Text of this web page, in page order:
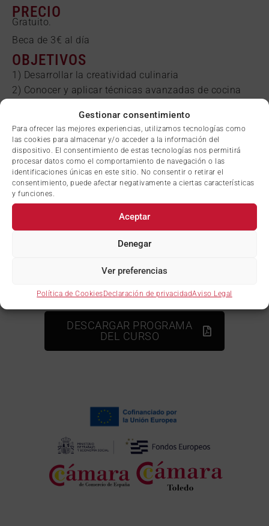
Gestionar consentimiento
Para ofrecer las mejores experiencias, utilizamos tecnologías como
las cookies para almacenar y/o acceder a la información del
dispositivo. El consentimiento de estas tecnologías nos permitirá
procesar datos como el comportamiento de navegación o las
identificaciones únicas en este sitio. No consentir o retirar el
consentimiento, puede afectar negativamente a ciertas características
y funciones.
Aceptar
Denegar
Ver preferencias
Política de CookiesDeclaración de privacidadAviso Legal
PRECIO
Gratuito.
Beca de 3€ al día
OBJETIVOS
1) Desarrollar la creatividad culinaria
2) Conocer y aplicar técnicas avanzadas de cocina
4) Gestionar un negocio culinario
5) Desarrollar habilidades prácticas
6) Conocer y utilizar ingredientes de calidad
7) Fomentar la cultura gastronómica
8) Crear un portafolio culinario
INFORMACIÓN E INSCRIPCIONES
sperezt@camaratoledo.com
Tel. 925280111 ext.4204
DESCARGAR PROGRAMA
DEL CURSO